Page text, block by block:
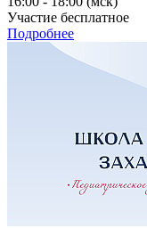
Участие бесплатное
Подробнее